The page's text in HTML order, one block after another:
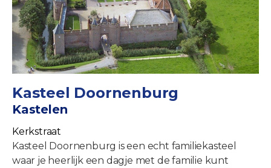
Kasteel Doornenburg
Kastelen
Kerkstraat
Kasteel Doornenburg is een echt familiekasteel
waar je heerlijk een dagje met de familie kunt